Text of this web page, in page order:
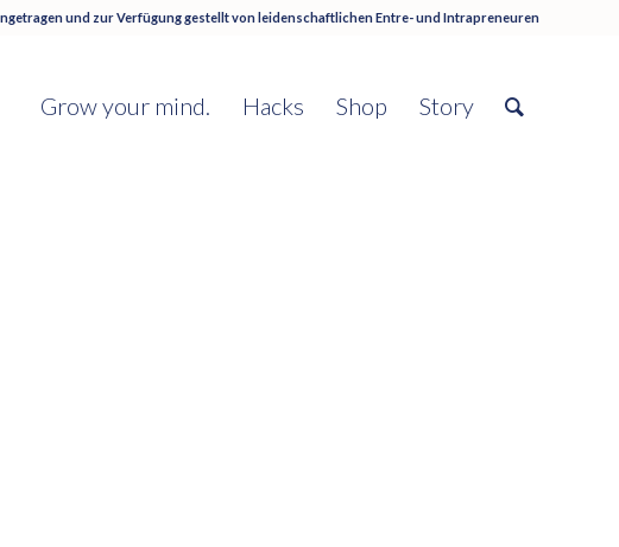
und zur Verfügung gestellt vonleidenschaftlichen Entre- und Intrapreneuren
Grow your mind. Hacks Shop Story